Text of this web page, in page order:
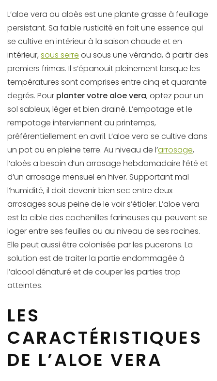
L’aloe vera ou aloès est une plante grasse à feuillage
persistant. Sa faible rusticité en fait une essence qui
se cultive en intérieur à la saison chaude et en
intérieur, sous serre ou sous une véranda, à partir des
premiers frimas. Il s’épanouit pleinement lorsque les
températures sont comprises entre cinq et quarante
degrés. Pour planter votre aloe vera, optez pour un
sol sableux, léger et bien drainé. L’empotage et le
rempotage interviennent au printemps,
préférentiellement en avril. L’aloe vera se cultive dans
un pot ou en pleine terre. Au niveau de l’arrosage,
l’aloès a besoin d’un arrosage hebdomadaire l’été et
d’un arrosage mensuel en hiver. Supportant mal
l’humidité, il doit devenir bien sec entre deux
arrosages sous peine de le voir s’étioler. L’aloe vera
est la cible des cochenilles farineuses qui peuvent se
loger entre ses feuilles ou au niveau de ses racines.
Elle peut aussi être colonisée par les pucerons. La
solution est de traiter la partie endommagée à
l’alcool dénaturé et de couper les parties trop
atteintes.
LES
CARACTÉRISTIQUES
DE L’ALOE VERA